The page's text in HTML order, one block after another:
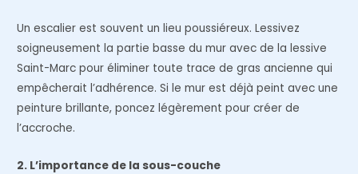
Un escalier est souvent un lieu poussiéreux. Lessivez
soigneusement la partie basse du mur avec de la lessive
Saint-Marc pour éliminer toute trace de gras ancienne qui
empêcherait l’adhérence. Si le mur est déjà peint avec une
peinture brillante, poncez légèrement pour créer de
l’accroche.
2. L’importance de la sous-couche